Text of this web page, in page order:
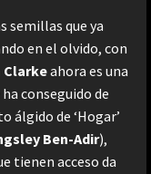
semillas que ya
en el olvido, con
Clarkeahora es una
conseguido de
álgido de ‘Hogar’
Ben-Adir),
tienen acceso da